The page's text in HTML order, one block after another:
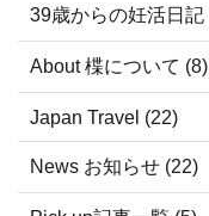
39歳からの妊活日記
About 楪について (8)
Japan Travel (22)
News お知らせ (22)